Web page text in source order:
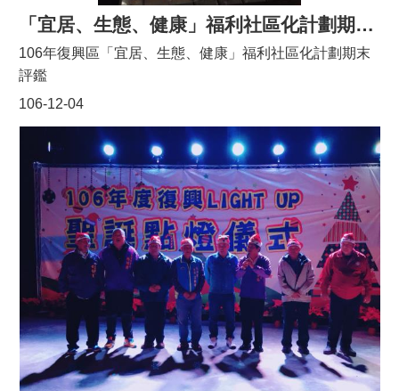
「宜居、生態、健康」福利社區化計劃期末評鑑
106-12-04
106年復興區「宜居、生態、健康」福利社區化計劃期末
評鑑